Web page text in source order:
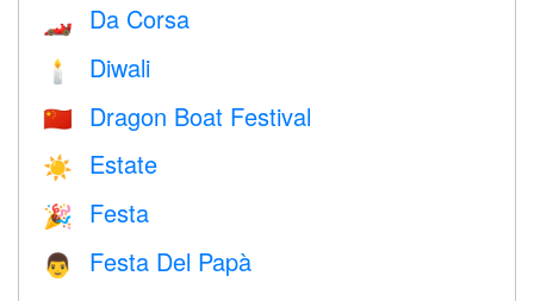
🏎 Da Corsa
🕯 Diwali
🇨🇳 Dragon Boat Festival
☀️ Estate
🎉 Festa
👨 Festa Del Papà